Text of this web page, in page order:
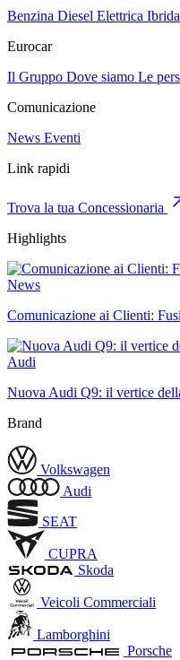
Benzina Diesel Elettrica Ibrida
Eurocar
Il Gruppo Dove siamo Le
Comunicazione
News Eventi
Link rapidi
Trova la tua Concessionaria
Highlights
News
Comunicazione ai Clienti:
Audi
Nuova Audi Q9: il vertice
Brand
Volkswagen
Audi
SEAT
CUPRA
Skoda
Veicoli Commerciali
Lamborghini
Porsche